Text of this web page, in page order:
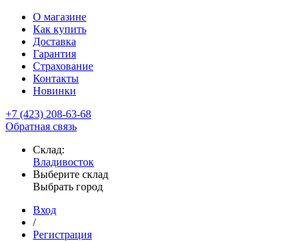
О магазине
Как купить
Доставка
Гарантия
Страхование
Контакты
Новинки
+7 (423) 208-63-68
Обратная связь
Склад:
Владивосток
Выберите склад
Выбрать город
Вход
/
Регистрация